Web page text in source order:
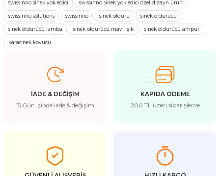
A... Y... | 27/08/2021
KALİTELİ ÜRÜN
İNDİRİMDEYKEN YAZLIĞA DA BİR TANE ALDIIM HIZLI KARGO OLMASI DA
AYRI BİR GÜZEL TEŞŞEKKÜR EDERİM
g... k... | 11/09/2019
kullanarak tarafımıza iletebilirsiniz.
Görüş ve önerileriniz için teşekkür ederiz.
Ürün resmi kalitesiz, bozuk veya görüntülenemiyor.
Ürün bilgilerinde hatalar bulunuyor.
Ürün fiyatı diğer sitelerden daha pahalı.
Bu ürüne benzer farklı alternatifler olmalı.
swıssınno sinek yok edici
swıssınno sinek yok edici özel dizayn ürün
swıssınno solutıons swıssınno sinek öldürü sinek öldürücü
sinek öldürücü lamba sinek öldürücü mavi ışık sinek öldürücü ampul
karasinek kovucu
İADE & DEĞİŞİM
15 Gün içinde iade & değişim
KAPIDA ÖDEME
200 TL üzeri siparişlerde